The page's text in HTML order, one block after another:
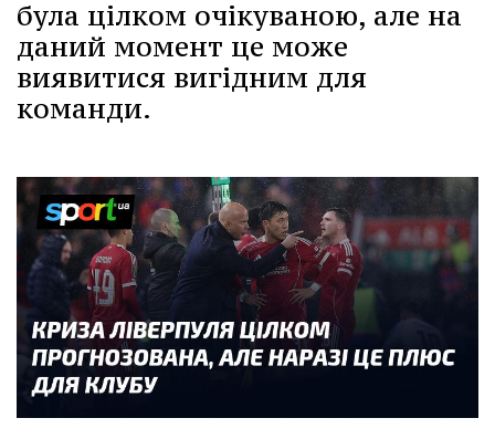
була цілком очікуваною, але на
даний момент це може
виявитися вигідним для
команди.